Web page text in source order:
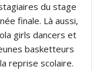
du stage
finale. Là aussi,
girls dancers et
basketteurs
reprise scolaire.